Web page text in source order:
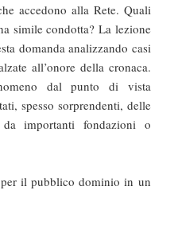
accedono alla Rete. Quali
simile condotta? La lezione
domanda analizzando casi
all’onore della cronaca.
dal punto di vista
spesso sorprendenti, delle
importanti fondazioni o
il pubblico dominio in un